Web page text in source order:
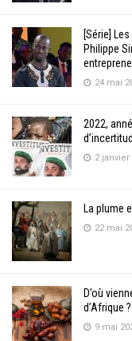
[Série]
Philippe
24 mai
2022,
2 janvier
La plume
22 mai
D’où
d’Afrique ?
9 mai